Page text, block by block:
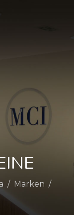
main menu
/ Marken /